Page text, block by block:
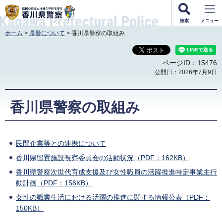
香川県警察
検索 メニュー
ホーム > 県警について > 香川県警察の取組み
ページID：15476
公開日：2026年7月9日
香川県警察の取組み
民間企業等との連携について
香川県留置施設視察委員会の活動状況（PDF：162KB）
香川県警察次世代育成支援及び女性職員の活躍推進特定事業主行
動計画（PDF：156KB）
女性の職業生活における活躍の推進に関する情報公表（PDF：
150KB）